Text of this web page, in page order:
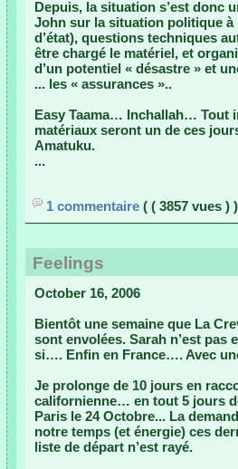
Depuis, la situation s’est donc
John sur la situation politique
d’état), questions techniques
être chargé le matériel, et
d’un potentiel « désastre » et
... les « assurances »..
Easy Taama… Inchallah… Tout
matériaux seront un de ces
Amatuku.
...
1 commentaire ( ( 3857 vues ) )
Feelings
October 16, 2006
Bientôt une semaine que La
sont envolées. Sarah n’est pas
si…. Enfin en France…. Avec
Je prolonge de 10 jours en
californienne… en tout 5 jours
Paris le 24 Octobre... La
notre temps (et énergie) ces
liste de départ n’est rayé.